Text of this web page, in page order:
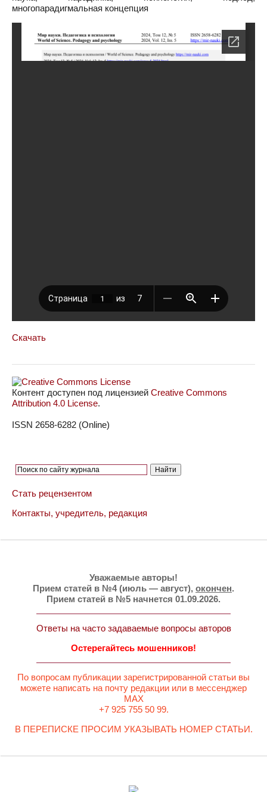
многопарадигмальная концепция
Скачать
Контент доступен под лицензией Creative Commons
Attribution 4.0 License.
ISSN 2658-6282 (Online)
Стать рецензентом
Контакты, учредитель, редакция
Уважаемые авторы!
Прием статей в №4 (июль — август), окончен.
Прием статей в №5 начнется 01.09.2026.
Ответы на часто задаваемые вопросы авторов
Остерегайтесь мошенников!
По вопросам публикации зарегистрированной статьи вы
можете написать на почту редакции или в мессенджер
MAX
+7 925 755 50 99.
В ПЕРЕПИСКЕ ПРОСИМ УКАЗЫВАТЬ НОМЕР СТАТЬИ.